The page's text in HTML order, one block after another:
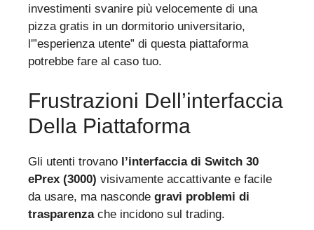
investimenti svanire più velocemente di una
pizza gratis in un dormitorio universitario,
l'”esperienza utente” di questa piattaforma
potrebbe fare al caso tuo.
Frustrazioni Dell’interfaccia
Della Piattaforma
Gli utenti trovano l’interfaccia di Switch 30
ePrex (3000) visivamente accattivante e facile
da usare, ma nasconde gravi problemi di
trasparenzache incidono sul trading.